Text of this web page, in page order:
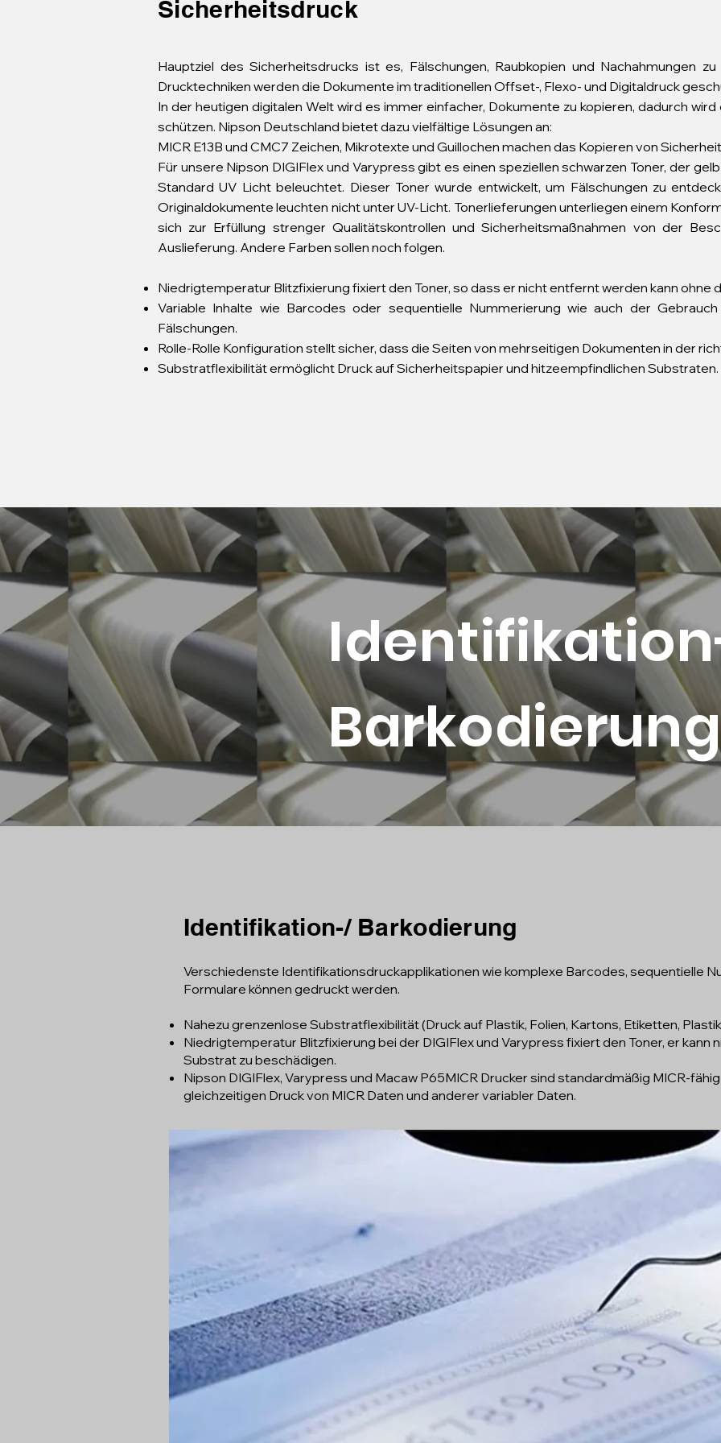
Sicherheitsdruck
Hauptziel des Sicherheitsdrucks ist es, Fälschungen, Raubkopien und Nachahmungen
Drucktechniken werden die Dokumente im traditionellen Offset-, Flexo- und Digitaldruck
In der heutigen digitalen Welt wird es immer einfacher, Dokumente zu kopieren, dadurch
schützen. Nipson Deutschland bietet dazu vielfältige Lösungen an:
MICR E13B und CMC7 Zeichen, Mikrotexte und Guillochen machen das Kopieren von
Für unsere Nipson DIGIFlex und Varypress gibt es einen speziellen schwarzen Toner, der
Standard UV Licht beleuchtet. Dieser Toner wurde entwickelt, um Fälschungen zu
Originaldokumente leuchten nicht unter UV-Licht. Tonerlieferungen unterliegen einem
sich zur Erfüllung strenger Qualitätskontrollen und Sicherheitsmaßnahmen von der
Auslieferung. Andere Farben sollen noch folgen.
Niedrigtemperatur Blitzfixierung fixiert den Toner, so dass er nicht entfernt werden kann ohne
Variable Inhalte wie Barcodes oder sequentielle Nummerierung wie auch der
Fälschungen.
Rolle-Rolle Konfiguration stellt sicher, dass die Seiten von mehrseitigen Dokumenten in der
Substratflexibilität ermöglicht Druck auf Sicherheitspapier und hitzeempfindlichen Substraten.
Identifikation-/ Barkodierung
Verschiedenste Identifikationsdruckapplikationen wie komplexe Barcodes, sequentielle
Formulare können gedruckt werden.
Nahezu grenzenlose Substratflexibilität (Druck auf Plastik, Folien, Kartons, Etiketten,
Niedrigtemperatur Blitzfixierung bei der DIGIFlex und Varypress fixiert den Toner, er kann
Substrat zu beschädigen.
Nipson DIGIFlex, Varypress und Macaw P65MICR Drucker sind standardmäßig MICR-
gleichzeitigen Druck von MICR Daten und anderer variabler Daten.